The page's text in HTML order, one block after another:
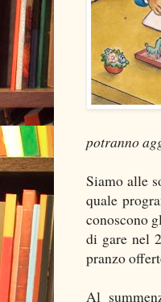
potranno
Siamo alle
quale
conoscono
di gare nel
pranzo
Al